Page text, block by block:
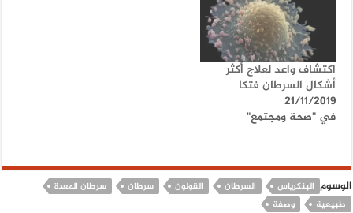
اكتشاف واعد لعلاج أكثر
أشكال السرطان فتكا
21/11/2019
في "صحة ومجتمع"
الوسوم البنكرياس السرطان القولون سرطان
سرطان المعدة
طبيعية
وصفة